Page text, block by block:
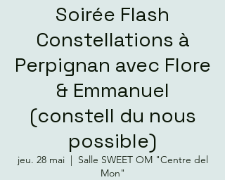
Soirée Flash
Constellations à
Perpignan avec Flore
& Emmanuel
(constell du nous
possible)
jeu. 28 mai
  |
Salle SWEET OM "Centre del
Mon"